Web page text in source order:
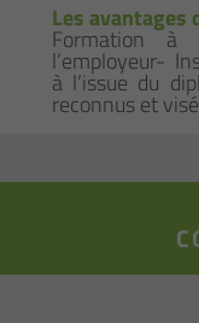
Les avantages
Formation à
l’employeur-
à l’issue du
reconnus et